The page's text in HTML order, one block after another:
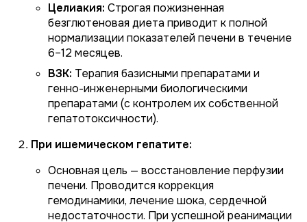
Целиакия: Строгая пожизненная
безглютеновая диета приводит к полной
нормализации показателей печени в течение
6–12 месяцев.
ВЗК: Терапия базисными препаратами и
генно-инженерными биологическими
препаратами (с контролем их собственной
гепатотоксичности).
При ишемическом гепатите:
Основная цель — восстановление перфузии
печени. Проводится коррекция
гемодинамики, лечение шока, сердечной
недостаточности. При успешной реанимации